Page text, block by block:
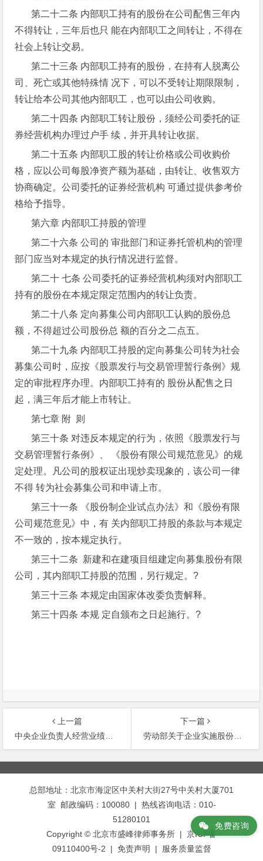
第二十二条 内部职工持有的股份在公司配售三年内
不得转让，三年后也只 能在内部职工之间转让，不得在
社会上转让交易。
第二十三条 内部职工持有的股份，在持有人脱离公
司、死亡或其他特殊情 况下，可以不受转让期限限制，
转让给本公司其他内部职工，也可以由公司收购。
第二十四条 内部职工转让股份，须经公司委托的证
券经营机构办理过户手 续，并开具转让收据。
第二十五条 内部职工股的转让价格或公司收购价
格，应以公司每股净资产额为基础，由转让、收售双方
协商确定。公司委托的证券经营机构 可通过提供参考价
格给予指导。
第六章 内部职工持股的管理
第二十六条 公司的 审批部门和证券托管机构的管理
部门应当对本规定的执行情况进行监督。
第二十 七条 公司委托的证券经营机构须对内部职工
持有的股份在本规定限定范围内的转让负责。
第二十八条 定向募集公司内部职工认购的股份总
额，不得超过公司股份总 额的百分之二点五。
第二十九条 内部职工持股的定向募集公司转为社会
募集公司时，应按《股票发行与交易管理暂行条例》规
定的审批程序办理。内部职工持有的 股份从配售之日
起，满三年后才能上市转让。
第七章 附 则
第三十条 对违反本规定的行为，依照《股票发行与
交易管理暂行条例》、 《股份有限公司规范意见》的规
定处理。凡公司的股权证出现炒卖现象的，该公司一律
不得 转为社会募集公司和申请上市。
第三十一条 《股份制企业试点办法》和《股份有限
公司规范意见》中，有 关内部职工持股的条款与本规定
不一致的，按本规定执行。
第三十二条 新建和在建项目组建定向募集股份有限
公司，其内部职工持股的范围，另行规定。?
第三十三条 本规定由国家体改委负责解释。
第三十四条 本规 定自颁布之日起施行。?
上一篇
中央企业负责人经营业绩考核暂行办法
下一篇
劳动部关于企业实施股份制和股份合作制改造中履行劳动合同问题的通知
文
章
总部地址：北京市海淀区中关村大街27号中关村大厦701
室 邮政编码：100080 | 热线咨询电话：010-
51280101
Copyright © 北京市盛峰律师事务所 | 京ICP备
09110400号-2 | 免责声明 | 服务质量监督
免费咨询